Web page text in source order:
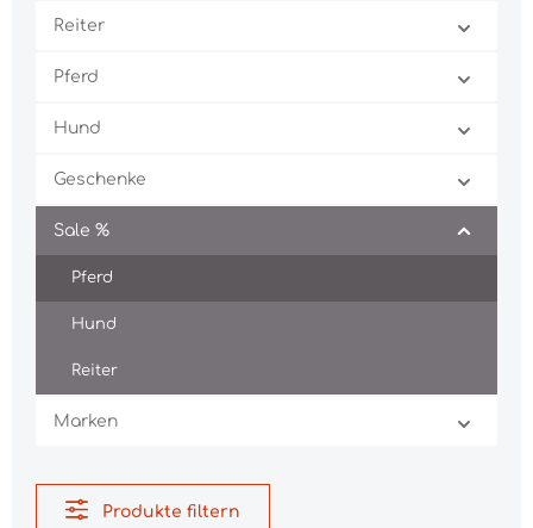
Reiter
Pferd
Hund
Geschenke
Sale %
Pferd
Hund
Reiter
Marken
Produkte filtern